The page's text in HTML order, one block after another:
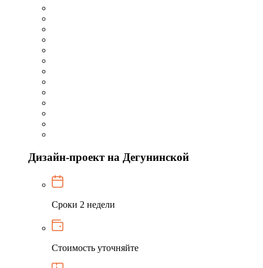
Дизайн-проект на Дегунинской
Сроки 2 недели
Стоимость уточняйте